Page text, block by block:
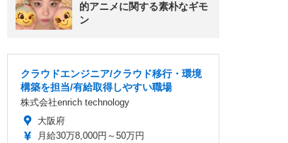
的アニメに関する素朴なギモ
ン
クラウドエンジニア/クラウド移行・環境
構築を担当/有給取得しやすい職場
株式会社enrich technology
大阪府
月給30万8,000円～50万円